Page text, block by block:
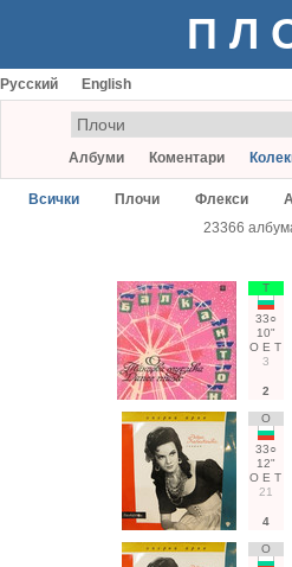
Русский English
Албуми Коментари
Всички Плочи Флекси
23366
Т
33○
10"
О Е Т
3
2
О
33○
12"
О Е Т
21
4
О